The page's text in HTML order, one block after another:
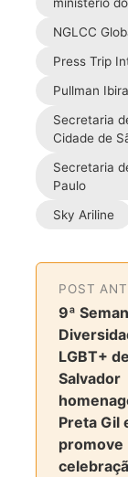
o
o
k
e
r
NGLCC
Press Trip
Pullman
Secretaria
Cidade de
Secretaria
Paulo
Sky Ariline
POST
9ª
LGBT+ de
Salvador
Preta Gil
promove